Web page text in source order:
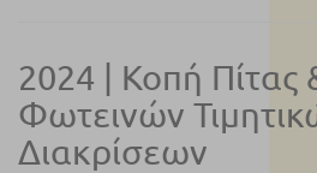
2024 | Κοπή Πίτας
Φωτεινών
Διακρίσεων